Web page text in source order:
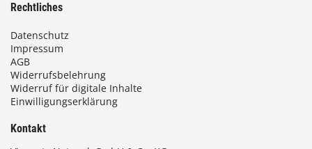
Rechtliches
Datenschutz
Impressum
AGB
Widerrufsbelehrung
Widerruf für digitale Inhalte
Einwilligungserklärung
Kontakt